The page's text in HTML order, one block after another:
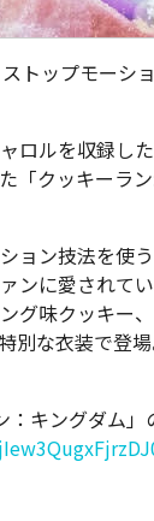
トップモーシ
ロルを収録し
クッキーラン
ョン技法を使
ンに愛されて
グ味クッキー
別な衣装で登
：キングダム